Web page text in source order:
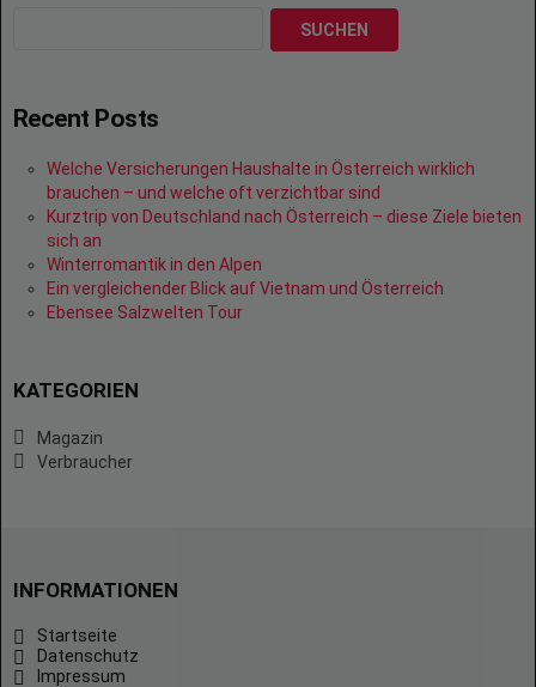
SUCHEN
Recent Posts
Welche Versicherungen Haushalte in Österreich wirklich
brauchen – und welche oft verzichtbar sind
Kurztrip von Deutschland nach Österreich – diese Ziele bieten
sich an
Winterromantik in den Alpen
Ein vergleichender Blick auf Vietnam und Österreich
Ebensee Salzwelten Tour
KATEGORIEN
Magazin
Verbraucher
INFORMATIONEN
Startseite
Datenschutz
Impressum